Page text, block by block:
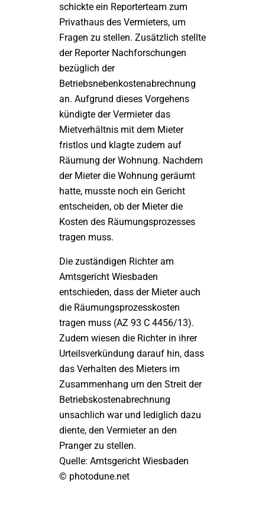
schickte ein Reporterteam zum
Privathaus des Vermieters, um
Fragen zu stellen. Zusätzlich stellte
der Reporter Nachforschungen
bezüglich der
Betriebsnebenkostenabrechnung
an. Aufgrund dieses Vorgehens
kündigte der Vermieter das
Mietverhältnis mit dem Mieter
fristlos und klagte zudem auf
Räumung der Wohnung. Nachdem
der Mieter die Wohnung geräumt
hatte, musste noch ein Gericht
entscheiden, ob der Mieter die
Kosten des Räumungsprozesses
tragen muss.
Die zuständigen Richter am
Amtsgericht Wiesbaden
entschieden, dass der Mieter auch
die Räumungsprozesskosten
tragen muss (AZ 93 C 4456/13).
Zudem wiesen die Richter in ihrer
Urteilsverkündung darauf hin, dass
das Verhalten des Mieters im
Zusammenhang um den Streit der
Betriebskostenabrechnung
unsachlich war und lediglich dazu
diente, den Vermieter an den
Pranger zu stellen.
Quelle: Amtsgericht Wiesbaden
© photodune.net